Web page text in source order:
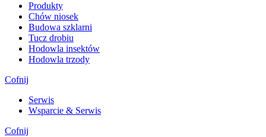
Produkty
Chów niosek
Budowa szklarni
Tucz drobiu
Hodowla insektów
Hodowla trzody
Cofnij
Serwis
Wsparcie & Serwis
Cofnij